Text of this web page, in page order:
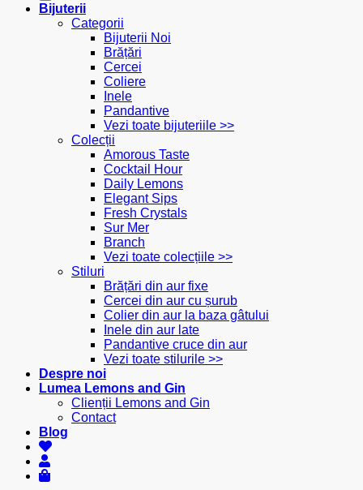
Bijuterii
Categorii
Bijuterii Noi
Brățări
Cercei
Coliere
Inele
Pandantive
Vezi toate bijuteriile >>
Colecții
Amorous Taste
Cocktail Hour
Daily Lemons
Elegant Sips
Fresh Crystals
Sur Mer
Branch
Vezi toate colecțiile >>
Stiluri
Brățări din aur fixe
Cercei din aur cu șurub
Colier din aur la baza gâtului
Inele din aur late
Pandantive cruce din aur
Vezi toate stilurile >>
Despre noi
Lumea Lemons and Gin
Clienții Lemons and Gin
Contact
Blog